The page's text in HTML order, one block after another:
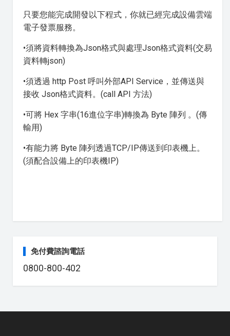
只要您能完成開發以下程式，你就已經完成設備雲端
電子發票服務。
•須將資料轉換為Json格式與處理Json格式資料(交易
資料轉json)
•須透過 http Post 呼叫外部API Service，並傳送與
接收 Json格式資料。(call API 方法)
•可將 Hex 字串(16進位字串)轉換為 Byte 陣列 。(傳
輸用)
•有能力將 Byte 陣列透過TCP/IP傳送到印表機上。
(須配合設備上的印表機IP)
免付費諮詢電話
0800-800-402